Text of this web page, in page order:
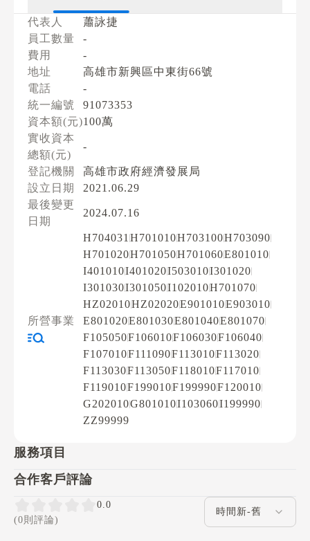
代表人
蕭詠捷
員工數量
-
費用
-
地址
高雄市新興區中東街66號
電話
-
統一編號
91073353
資本額(元)100萬
實收資本
總額(元)
-
登記機關
高雄市政府經濟發展局
設立日期
2021.06.29
最後變更
日期
2024.07.16
所營事業
H704031 H701010H703100H703090
H701020H701050H701060E801010
I401010I401020I503010I301020
I301030I301050I102010H701070
HZ02010HZ02020E901010E903010
E801020E801030E801040E801070
F105050F106010F106030F106040
F107010F111090F113010F113020
F113030F113050F118010F117010
F119010F199010F199990F120010
G202010G801010I103060I199990
ZZ99999
服務項目
合作客戶評論
0.0
(0則評論)
評論排序